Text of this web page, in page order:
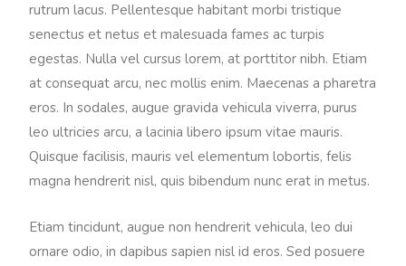
rutrum lacus. Pellentesque habitant morbi tristique
senectus et netus et malesuada fames ac turpis
egestas. Nulla vel cursus lorem, at porttitor nibh. Etiam
at consequat arcu, nec mollis enim. Maecenas a pharetra
eros. In sodales, augue gravida vehicula viverra, purus
leo ultricies arcu, a lacinia libero ipsum vitae mauris.
Quisque facilisis, mauris vel elementum lobortis, felis
magna hendrerit nisl, quis bibendum nunc erat in metus.
Etiam tincidunt, augue non hendrerit vehicula, leo dui
ornare odio, in dapibus sapien nisl id eros. Sed posuere